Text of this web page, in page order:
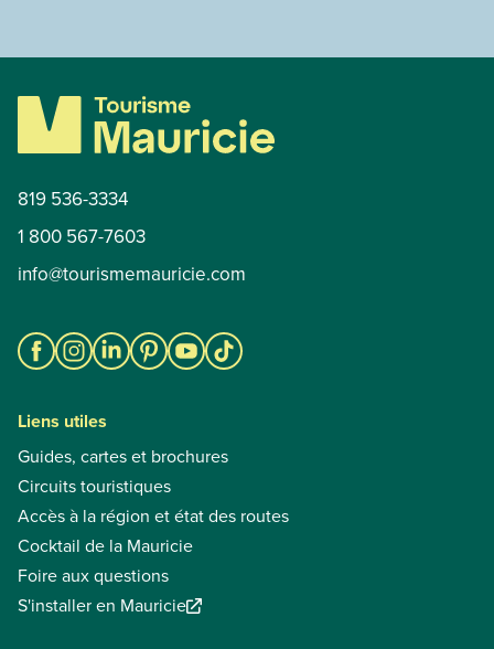
819 536-3334
1 800 567-7603
info@tourismemauricie.com
Liens utiles
Guides, cartes et brochures
Circuits touristiques
Accès à la région et état des routes
Cocktail de la Mauricie
Foire aux questions
S'installer en Mauricie